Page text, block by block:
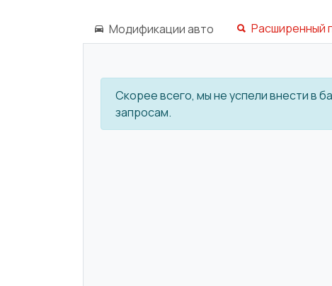
Модификации авто Расширенный
Скорее всего, мы не успели внести в
запросам.